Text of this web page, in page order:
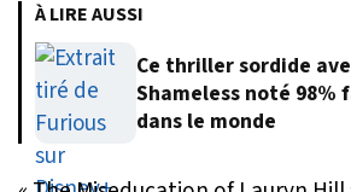
À LIRE AUSSI
Ce thriller sordide
Shameless noté 98%
dans le monde